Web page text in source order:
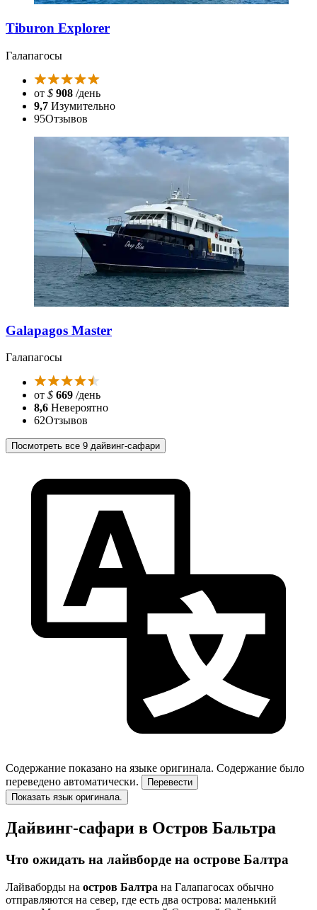
Tiburon Explorer
Галапагосы
от $ 908 /день
9,7 Изумительно
95Отзывов
Galapagos Master
Галапагосы
от $ 669 /день
8,6 Невероятно
62Отзывов
Посмотреть все 9 дайвинг-сафари
Содержание показано на языке оригинала. Содержание было
переведено автоматически.
Перевести
Показать язык оригинала.
Дайвинг-сафари в Остров Бальтра
Что ожидать на лайвборде на острове Балтра
Лайваборды на остров Балтра на Галапагосах обычно
отправляются на север, где есть два острова: маленький